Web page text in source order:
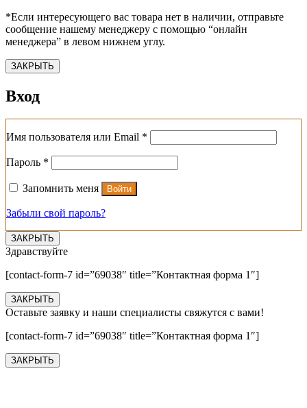
*Если интересующего вас товара нет в наличии, отправьте
сообщение нашему менеджеру с помощью “онлайн
менеджера” в левом нижнем углу.
ЗАКРЫТЬ
Вход
Имя пользователя или Email *
Пароль *
Запомнить меня Войти
Забыли свой пароль?
ЗАКРЫТЬ
Здравствуйте
[contact-form-7 id=”69038″ title=”Контактная форма 1″]
ЗАКРЫТЬ
Оставьте заявку и наши специалисты свяжутся с вами!
[contact-form-7 id=”69038″ title=”Контактная форма 1″]
ЗАКРЫТЬ